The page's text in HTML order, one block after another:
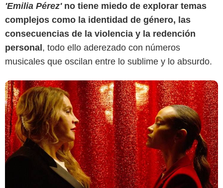
'Emilia Pérez'no tiene miedo de explorar temas
complejos como la identidad de género, las
consecuencias de la violencia y la redención
personal, todo ello aderezado con números
musicales que oscilan entre lo sublime y lo absurdo.